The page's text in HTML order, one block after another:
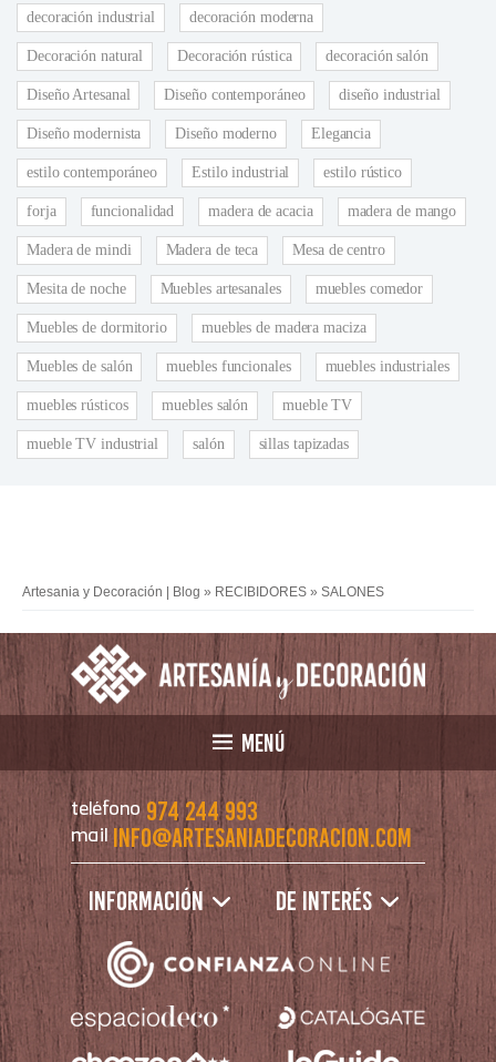
decoración industrial decoración moderna
Decoración natural Decoración rústica decoración salón
Diseño Artesanal Diseño contemporáneo diseño industrial
Diseño modernista Diseño moderno Elegancia
estilo contemporáneo Estilo industrial estilo rústico
forja funcionalidad madera de acacia madera de mango
Madera de mindi Madera de teca Mesa de centro
Mesita de noche Muebles artesanales muebles comedor
Muebles de dormitorio muebles de madera maciza
Muebles de salón muebles funcionales muebles industriales
muebles rústicos muebles salón mueble TV
mueble TV industrial salón sillas tapizadas
Artesania y Decoración | Blog » RECIBIDORES » SALONES
MENÚ
teléfono 974 244 993
mail info@artesaniadecoracion.com
Información
De interés